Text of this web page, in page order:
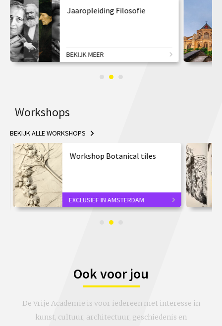
Jaaropleiding Filosofie
BEKIJK MEER
Workshops
Workshop Botanical tiles
EXCLUSIEF IN AMSTERDAM
BEKIJK ALLE WORKSHOPS
Ook voor jou
De Vrije Academie is voor iedereen met interesse in
kunst, cultuur, architectuur, geschiedenis en